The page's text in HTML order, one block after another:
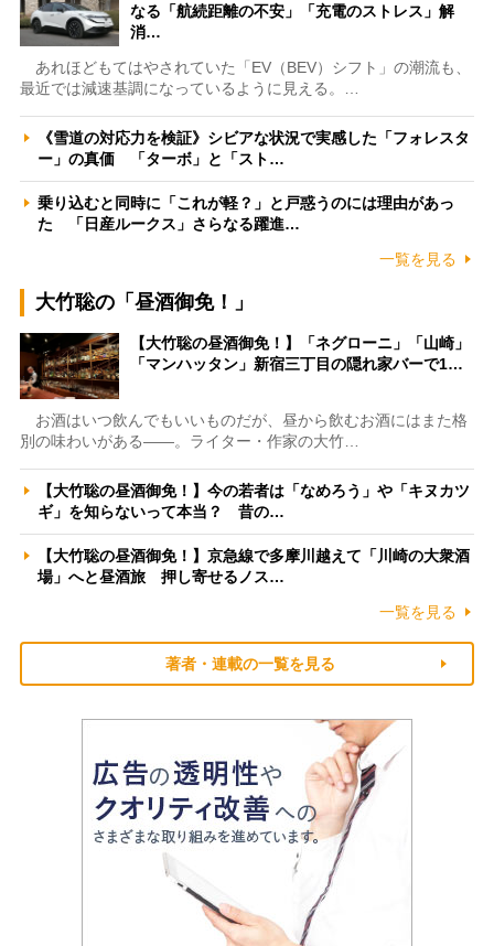
なる「航続距離の不安」「充電のストレス」解
消…
あれほどもてはやされていた「EV（BEV）シフト」の潮流も、
最近では減速基調になっているように見える。…
《雪道の対応力を検証》シビアな状況で実感した「フォレスタ
ー」の真価 「ターボ」と「スト…
乗り込むと同時に「これが軽？」と戸惑うのには理由があっ
た 「日産ルークス」さらなる躍進…
一覧を見る
大竹聡の「昼酒御免！」
【大竹聡の昼酒御免！】「ネグローニ」「山崎」
「マンハッタン」新宿三丁目の隠れ家バーで1…
お酒はいつ飲んでもいいものだが、昼から飲むお酒にはまた格
別の味わいがある――。ライター・作家の大竹…
【大竹聡の昼酒御免！】今の若者は「なめろう」や「キヌカツ
ギ」を知らないって本当？ 昔の…
【大竹聡の昼酒御免！】京急線で多摩川越えて「川崎の大衆酒
場」へと昼酒旅 押し寄せるノス…
一覧を見る
著者・連載の一覧を見る